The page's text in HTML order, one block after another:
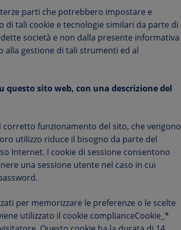
parti che potrebbero impostare e
di tali cookie e tecnologie similari da parte di
società e non dalla presente informativa
gestione di tali strumenti ed al
sito web, con una descrizione del
funzionamento del sito, che vengono
utilizzo riduce il bisogno da parte del
Internet. I cookie di sessione consentono
una sessione utente nel caso in cui
per memorizzare le preferenze o le scelte
utilizzato il cookie complianceCookie_*